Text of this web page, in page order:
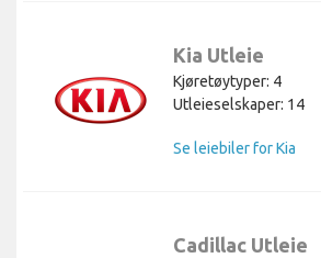
Kia Utleie
Kjøretøytyper: 4
Utleieselskaper: 14
Se leiebiler for Kia
Cadillac Utleie